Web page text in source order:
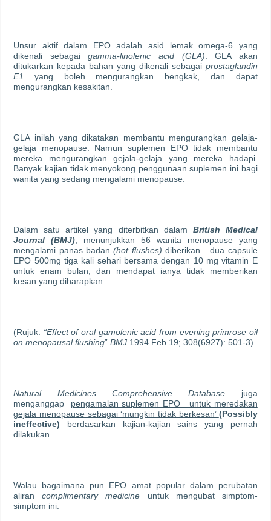
Unsur aktif dalam EPO adalah asid lemak omega-6 yang
dikenali sebagaigamma-linolenic acid (GLA) . GLA akan
ditukarkan kepada bahan yang dikenali sebagai prostaglandin
E1
yang boleh mengurangkan bengkak, dan dapat
mengurangkan kesakitan.
GLA inilah yang dikatakan membantu mengurangkan gelaja-
gelaja menopause. Namun suplemen EPO tidak membantu
mereka mengurangkan gejala-gelaja yang mereka hadapi.
Banyak kajian tidak menyokong penggunaan suplemen ini bagi
wanita yang sedang mengalami menopause.
Dalam satu artikel yang diterbitkan dalam British Medical
Journal (BMJ) , menunjukkan 56 wanita menopause yang
mengalami panas badan(hot flushes) diberikan dua capsule
EPO 500mg tiga kali sehari bersama dengan 10 mg vitamin E
untuk enam bulan, dan mendapat ianya tidak memberikan
kesan yang diharapkan.
(Rujuk: “Effect of oral gamolenic acid from evening primrose oil
on menopausal flushing”BMJ 1994 Feb 19; 308(6927): 501-3)
Natural Medicines Comprehensive Database juga
menganggap pengamalan suplemen EPO untuk meredakan
gejala menopause sebagai ‘mungkin tidak berkesan’ (Possibly
ineffective) berdasarkan kajian-kajian sains yang pernah
dilakukan.
Walau bagaimana pun EPO amat popular dalam perubatan
alirancomplimentary medicine untuk mengubat simptom-
simptom ini.